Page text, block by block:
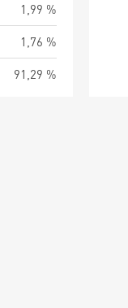
1,99 %
1,76 %
91,29 %